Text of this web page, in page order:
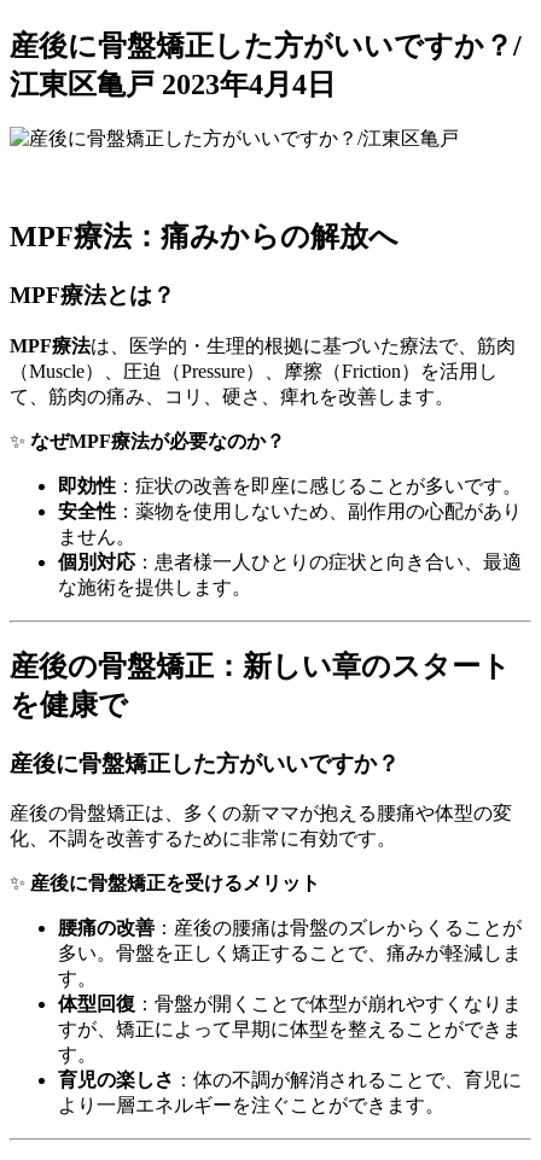
産後に骨盤矯正した方がいいですか？/
江東区亀戸 2023年4月4日
MPF療法：痛みからの解放へ
MPF療法とは？
MPF療法は、医学的・生理的根拠に基づいた療法で、筋肉
（Muscle）、圧迫（Pressure）、摩擦（Friction）を活用し
て、筋肉の痛み、コリ、硬さ、痺れを改善します。
✨ なぜMPF療法が必要なのか？
即効性 ：症状の改善を即座に感じることが多いです。
安全性 ：薬物を使用しないため、副作用の心配があり
ません。
個別対応 ：患者様一人ひとりの症状と向き合い、最適
な施術を提供します。
産後の骨盤矯正：新しい章のスタート
を健康で
産後に骨盤矯正した方がいいですか？
産後の骨盤矯正は、多くの新ママが抱える腰痛や体型の変
化、不調を改善するために非常に有効です。
✨ 産後に骨盤矯正を受けるメリット
腰痛の改善 ：産後の腰痛は骨盤のズレからくることが
多い。骨盤を正しく矯正することで、痛みが軽減しま
す。
体型回復 ：骨盤が開くことで体型が崩れやすくなりま
すが、矯正によって早期に体型を整えることができま
す。
育児の楽しさ ：体の不調が解消されることで、育児に
より一層エネルギーを注ぐことができます。